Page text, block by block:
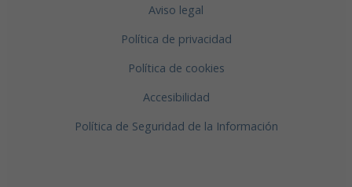
Aviso legal
Política de privacidad
Política de cookies
Accesibilidad
Política de Seguridad de la Información